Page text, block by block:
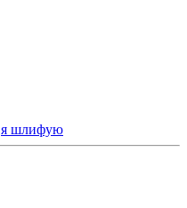
я шлифую